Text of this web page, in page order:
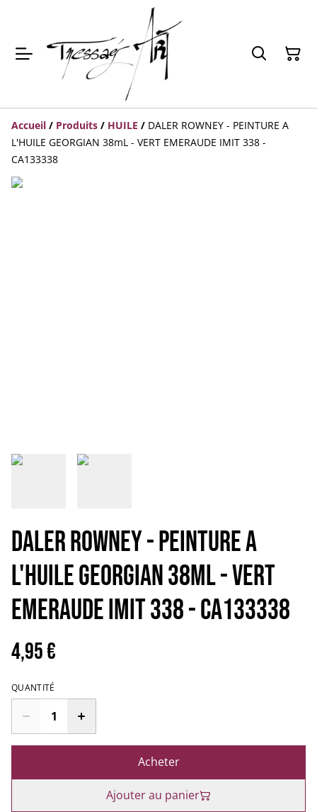
Accueil / Produits / HUILE / DALER ROWNEY - PEINTURE A
L'HUILE GEORGIAN 38mL - VERT EMERAUDE IMIT 338 -
CA133338
DALER ROWNEY - PEINTURE A
L'HUILE GEORGIAN 38mL - VERT
EMERAUDE IMIT 338 - CA133338
4,95 €
QUANTITÉ
Acheter
Ajouter au panier